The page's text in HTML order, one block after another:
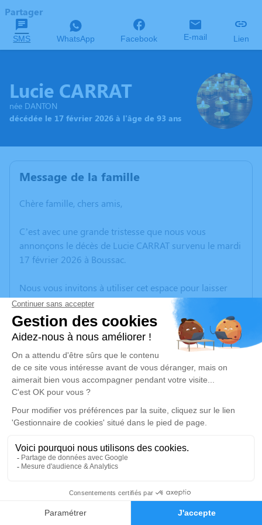
Faire-part Hommages
Partager
SMS WhatsApp Facebook E-mail Lien
Lucie CARRAT
née DANTON
décédée le 17 février 2026 à l'âge de 93 ans
Message de la famille
Chère famille, chers amis,
C’est avec une grande tristesse que nous vous
annonçons le décès de Lucie CARRAT survenu le mardi
17 février 2026 à Boussac.
Nous vous invitons à utiliser cet espace pour laisser
vos condoléances, partager des photos souvenirs, une
anecdote ou exprimer vos pensées à travers des
poèmes ou des textes. Cet endroit est un lieu
d'expression dédié à honorer la mémoire de Lucie
CARRAT.
Un service de plantation d’arbre hommage est
disponible ici.
Je rends hommage
Cérémonie religieuse
Église Saint Julien de Treignat
03380 Treignat